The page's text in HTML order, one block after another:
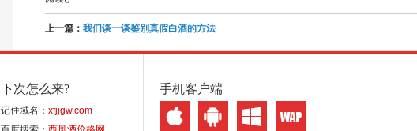
上一篇： 我们谈一谈鉴别真假白酒的方法
下次怎么来?
记住域名： xfjjgw.com
手机客户端